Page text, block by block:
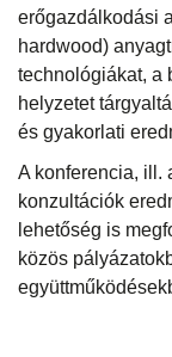
erőgazdálkodási
hardwood)
technológiákat, a
helyzetet
és gyakorlati
A konferencia, ill.
konzultációk
lehetőség is
közös